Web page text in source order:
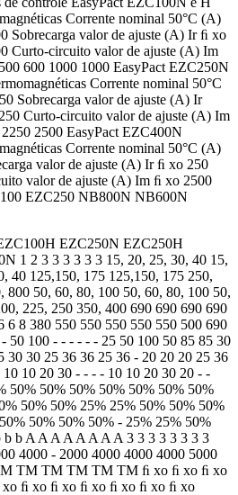
Corrente nominal 50°C (A)
Sobrecarga valor de ajuste (A) Ir ﬁ xo
Curto-circuito valor de ajuste (A) Im
600 1000 1000 EasyPact EZC250N
Corrente nominal 50°C
Sobrecarga valor de ajuste (A) Ir
Curto-circuito valor de ajuste (A) Im
2500 EasyPact EZC400N
Corrente nominal 50°C (A)
valor de ajuste (A) Ir ﬁ xo 250
valor de ajuste (A) Im ﬁ xo 2500
EZC250 NB800N NB600N
EZC250N EZC250H
1 2 3 3 3 3 3 3 15, 20, 25, 30, 40 15,
40 125,150, 175 125,150, 175 250,
800 50, 60, 80, 100 50, 60, 80, 100 50,
225, 250 350, 400 690 690 690 690
6 8 380 550 550 550 550 550 500 690
50 100 - - - - - - 25 50 100 50 85 85 30
30 30 25 36 36 25 36 - 20 20 20 25 36
10 20 30 - - - - 10 10 20 30 20 - -
50% 50% 50% 50% 50% 50% 50%
50% 50% 25% 25% 50% 50% 50%
50% 50% 50% - 25% 25% 50%
b A A A A A A A A 3 3 3 3 3 3 3 3
4000 - 2000 4000 4000 4000 5000
TM TM TM TM TM ﬁ xo ﬁ xo ﬁ xo
ﬁ xo ﬁ xo ﬁ xo ﬁ xo ﬁ xo ﬁ xo